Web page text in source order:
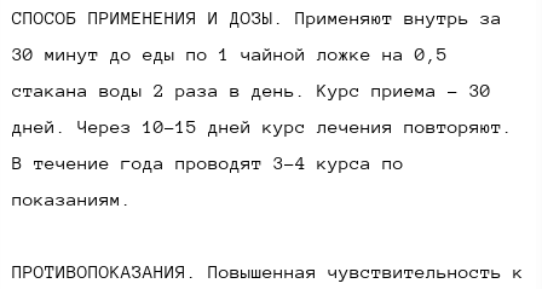
СПОСОБ ПРИМЕНЕНИЯ И ДОЗЫ. Применяют внутрь за
30 минут до еды по 1 чайной ложке на 0,5
стакана воды 2 раза в день. Курс приема - 30
дней. Через 10-15 дней курс лечения повторяют.
В течение года проводят 3-4 курса по
показаниям.
ПРОТИВОПОКАЗАНИЯ. Повышенная чувствительность к